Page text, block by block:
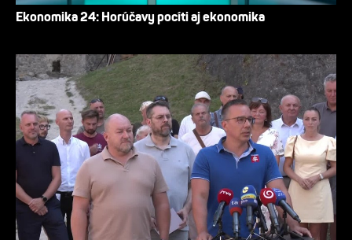
Ekonomika 24: Horúčavy pocíti aj ekonomika